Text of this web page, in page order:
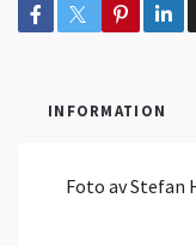
INFORMATION
Foto av Stefan